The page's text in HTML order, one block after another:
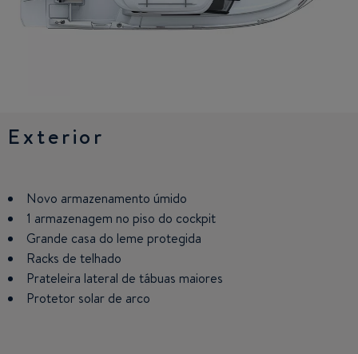
Exterior
Novo armazenamento úmido
1 armazenagem no piso do cockpit
Grande casa do leme protegida
Racks de telhado
Prateleira lateral de tábuas maiores
Protetor solar de arco
Wheelhouse
Assentos modulares para saloon
Cozinha equipada
Novo assento piloto pivotante
Nova estação integrada de leme
Cabine
Novo espaço de armazenamento com opção de colchão
Atracação dupla para a frente
Cabine com banheiros
Sanitários separados em opção